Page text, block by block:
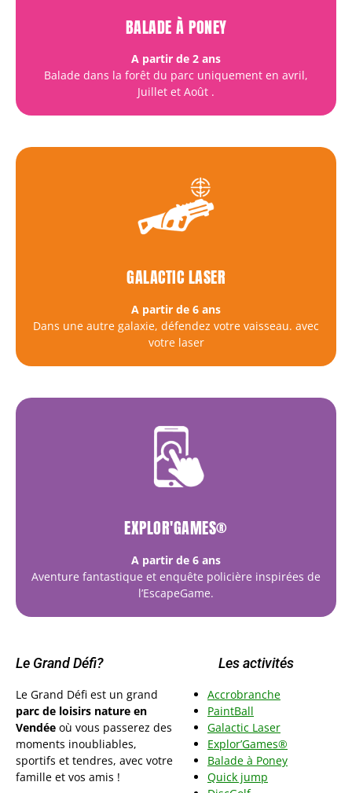
BALADE À PONEY
A partir de 2 ans
Balade dans la forêt du parc uniquement en avril,
Juillet et Août .
GALACTIC LASER
A partir de 6 ans
Dans une autre galaxie, défendez votre vaisseau. avec
votre laser
EXPLOR'GAMES®
A partir de 6 ans
Aventure fantastique et enquête policière inspirées de
l’EscapeGame.
Le Grand Défi?
Le Grand Défi est un grand
parc de loisirs nature en
Vendée où vous passerez des
moments inoubliables,
sportifs et tendres, avec votre
famille et vos amis !
Les activités
Accrobranche
PaintBall
Galactic Laser
Explor’Games®
Balade à Poney
Quick jump